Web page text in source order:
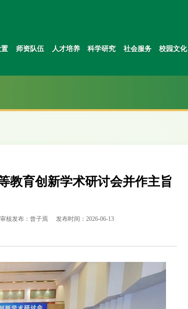
师资队伍 人才培养 科学研究 社会服务 校园文化
教育创新学术研讨会并作主旨
审核发布：曾子焉 发布时间：2026-06-13